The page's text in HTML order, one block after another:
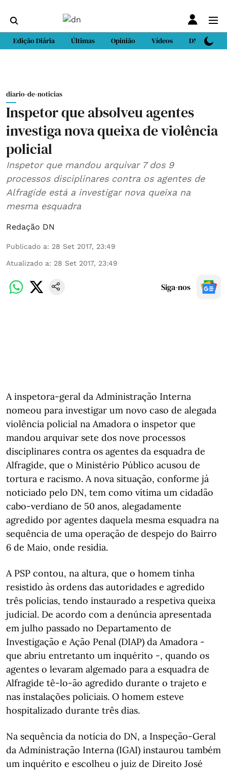
Edição Diária Últimas Opinião Vídeos DN Sport
diario-de-noticias
Inspetor que absolveu agentes
investiga nova queixa de violência
policial
Inspetor que mandou arquivar 7 dos 9
processos disciplinares contra os agentes de
Alfragide está a investigar nova queixa na
mesma esquadra
Redação DN
Publicado a: 28 Set 2017, 23:49
Atualizado a: 28 Set 2017, 23:49
Siga-nos
A inspetora-geral da Administração Interna
nomeou para investigar um novo caso de alegada
violência policial na Amadora o inspetor que
mandou arquivar sete dos nove processos
disciplinares contra os agentes da esquadra de
Alfragide, que o Ministério Público acusou de
tortura e racismo. A nova situação, conforme já
noticiado pelo DN, tem como vítima um cidadão
cabo-verdiano de 50 anos, alegadamente
agredido por agentes daquela mesma esquadra na
sequência de uma operação de despejo do Bairro
6 de Maio, onde residia.
A PSP contou, na altura, que o homem tinha
resistido às ordens das autoridades e agredido
três polícias, tendo instaurado a respetiva queixa
judicial. De acordo com a denúncia apresentada
em julho passado no Departamento de
Investigação e Ação Penal (DIAP) da Amadora -
que abriu entretanto um inquérito -, quando os
agentes o levaram algemado para a esquadra de
Alfragide tê-lo-ão agredido durante o trajeto e
nas instalações policiais. O homem esteve
hospitalizado durante três dias.
Na sequência da notícia do DN, a Inspeção-Geral
da Administração Interna (IGAI) instaurou também
um inquérito e escolheu o juiz de Direito José